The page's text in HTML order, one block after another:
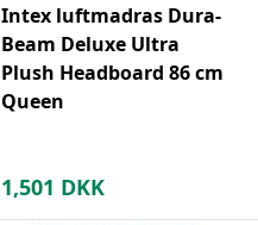
Intex luftmadras Dura-
Beam Deluxe Ultra
Plush Headboard 86 cm
Queen
1,501 DKK